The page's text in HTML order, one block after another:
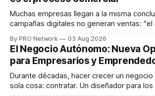
responder
Muchas empresas llegan a la misma
campañas digitales no generan ventas: "el
INTERIUS, el problema suele estar en otro lugar.
una entrevista para el podcast SER PRO, el
marketing digital explicó que
By PRO Network 03 Aug 2026
El Negocio Autónomo: Nueva
para Empresarios y
Durante décadas, hacer crecer un negocio
sola cosa: contratar. Un diseñador para los